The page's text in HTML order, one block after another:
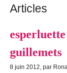
Articles
guillemets
8 juin 2012, par